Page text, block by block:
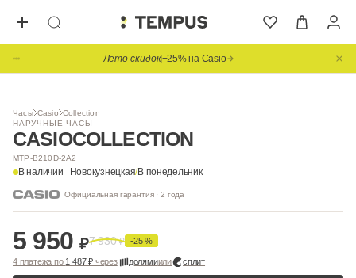
Лето скидок−25% на Casio
Часы Casio Collection
НАРУЧНЫЕ ЧАСЫ
CASIOCOLLECTION
MTP-B210D-2A2
В наличии Новокузнецкая/В понедельник
Официальная гарантия · 2 года
НОВИНКА
1/ 2
5 950 ₽7 930₽ -25 %
4 платежа по 1 487 ₽через долямиили сплит